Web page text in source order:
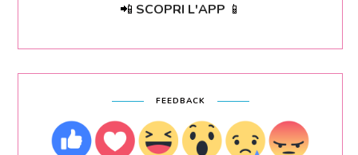
📲 SCOPRI L'APP 📱
FEEDBACK